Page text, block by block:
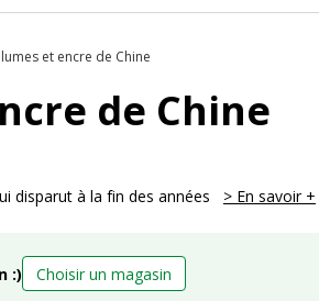
et encre de Chine
de Chine
disparut à la fin des années
> En savoir +
:) Choisir un magasin